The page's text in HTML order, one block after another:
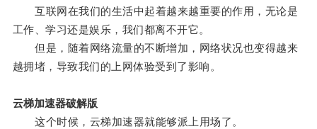
互联网在我们的生活中起着越来越重要的作用，无论是
工作、学习还是娱乐，我们都离不开它。
但是，随着网络流量的不断增加，网络状况也变得越来
越拥堵，导致我们的上网体验受到了影响。
云梯加速器破解版
这个时候，云梯加速器就能够派上用场了。